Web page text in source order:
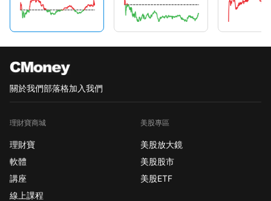
關於我們部落格加入我們
理財寶商城
理財寶
軟體
講座
線上課程
美股專區
美股放大鏡
美股股市
美股ETF